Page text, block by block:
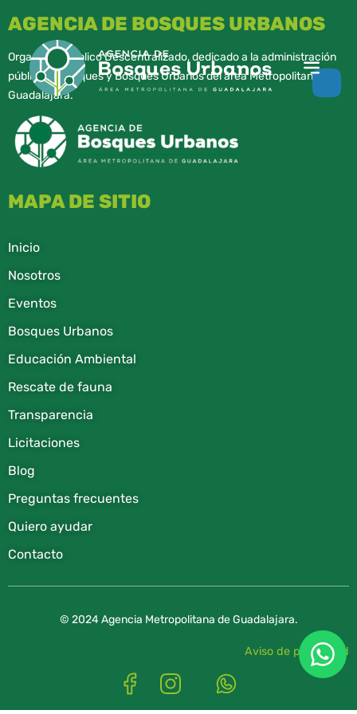
AGENCIA DE BOSQUES URBANOS
Organismo Público Descentralizado, dedicado a la administración
pública de parques y Bosques Urbanos del área Metropolitana de
Guadalajara.
MAPA DE SITIO
Inicio
Nosotros
Eventos
Bosques Urbanos
Educación Ambiental
Rescate de fauna​
Transparencia
Licitaciones
Blog
Preguntas frecuentes
Quiero ayudar
Contacto
© 2024 Agencia Metropolitana de Guadalajara.
Aviso de privacidad